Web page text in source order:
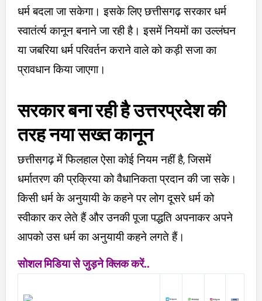
धर्म बदला जा सकेगा। इसके लिए छत्तीसगढ़ सरकार धर्म
स्वातंर्त्य कानून बनाने जा रही है। इसमें नियमों का उल्लंघन
या जबरिया धर्म परिवर्तन कराने वाले को कड़ी सजा का
प्रावधान किया जाएगा।
सरकार बना रही है उत्तरप्रदेश की
तरह नया सख्त कानून
छत्तीसगढ़ में फिलहाल ऐसा कोई नियम नहीं है, जिसमें
धर्मातरण की प्रक्रिया को वैधानिकता प्रदान की जा सके।
किसी धर्म के अनुयायी के कहने पर लोग दूसरे धर्म को
स्वीकार कर लेते हैं और उनकी पूजा पद्धति अपनाकर अपने
आपको उस धर्म का अनुयायी कहने लगते हैं।
सोशल मिडिया से जुड़ने क्लिक करें..